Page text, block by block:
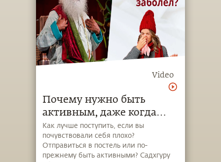
Video
Почему нужно быть
активным, даже когда
вам плохо?
Как лучше поступить, если вы
почувствовали себя плохо?
Отправиться в постель или по-
прежнему быть активными? Садхгуру